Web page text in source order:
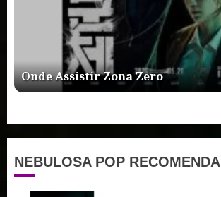
Onde Assistir Zona Zero
NEBULOSA POP RECOMENDA